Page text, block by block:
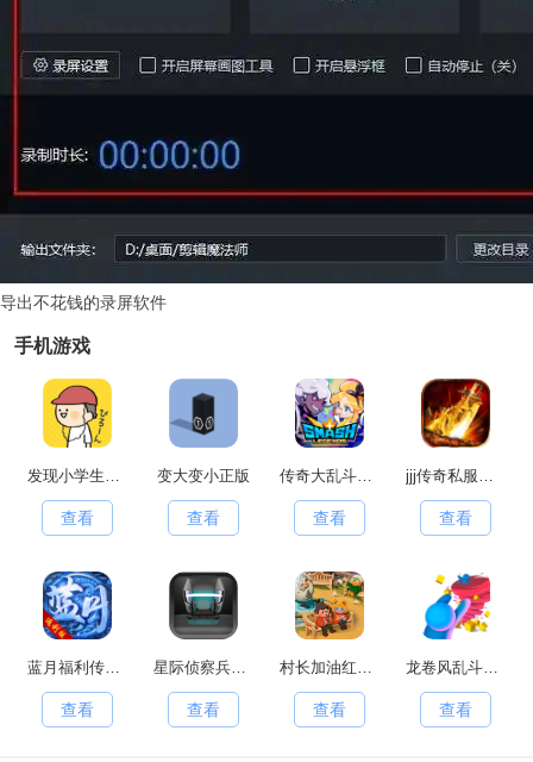
导出不花钱的录屏软件
手机游戏
查看
变大变小正版
查看
传奇大乱斗原版
查看 查看
蓝月福利传奇红包版
查看
星际侦察兵K1手游直装版
查看
村长加油红包版
查看
龙卷风乱斗传奇
查看